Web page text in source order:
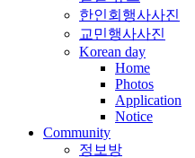
한인회행사사진
교민행사사진
Korean day
Home
Photos
Application
Notice
Community
정보방